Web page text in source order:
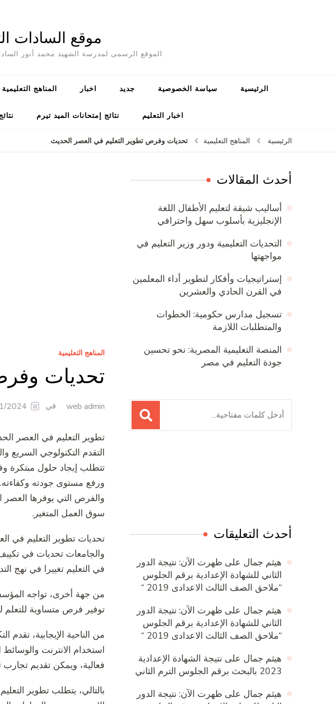
موقع السادات
الموقع الرسمى لمدرسة الشهيد محمد أنور
الرئيسية سياسة الخصوصية جديد اخبار المناهج التعليمية
اخبار التعليم نتائج إمتحانات الميد تيرم
الرئيسية المناهج التعليمية تحديات وفرص تطوير التعليم في العصر الحديث
المناهج التعليمية
تحديات
web admin في 2024
تطوير التعليم في العصر
التقدم التكنولوجي السريع
تتطلب إيجاد حلول مبتكرة
ورفع مستوى جودته
والفرص التي يوفرها
سوق العمل المتغير.
تحديات تطوير التعليم في
والجامعات تحديات في تكييف
في التعليم تغييرا في نهج
من جهة أخرى، تواجه
توفير فرص متساوية للتعلم
من الناحية الإيجابية،
استخدام الانترنت
فعالية، ويمكن تقديم
بالتالي، يتطلب تطوير
أحدث المقالات
أساليب شيقة لتعليم الأطفال اللغة
الإنجليزية بأسلوب سهل واحترافي
التحديات التعليمية ودور وزير التعليم في
مواجهتها
إستراتيجيات وأفكار لتطوير أداء المعلمين
في القرن الحادي والعشرين
تسجيل مدارس حكومية: الخطوات
والمتطلبات اللازمة
المنصة التعليمية المصرية: نحو تحسين
جودة التعليم في مصر
البحث
عن:
أحدث التعليقات
هيثم جمال على ظهرت الآن: نتيجة الدور
الثاني للشهادة الإعدادية برقم الجلوس
“ملاحق الصف الثالث الاعدادى 2019 “
هيثم جمال على ظهرت الآن: نتيجة الدور
الثاني للشهادة الإعدادية برقم الجلوس
“ملاحق الصف الثالث الاعدادى 2019 “
هيثم جمال على نتيجة الشهادة الإعدادية
2023 بالبحث برقم الجلوس الترم الثاني
هيثم جمال على ظهرت الآن: نتيجة الدور